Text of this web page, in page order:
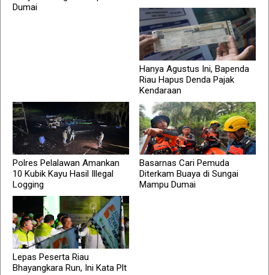
Dumai
Hanya Agustus Ini, Bapenda
Riau Hapus Denda Pajak
Kendaraan
Polres Pelalawan Amankan
10 Kubik Kayu Hasil Illegal
Logging
Basarnas Cari Pemuda
Diterkam Buaya di Sungai
Mampu Dumai
Lepas Peserta Riau
Bhayangkara Run, Ini Kata Plt